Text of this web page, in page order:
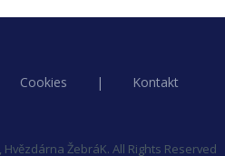
Cookies | Kontakt
ŽebráK. All Rights Reserved